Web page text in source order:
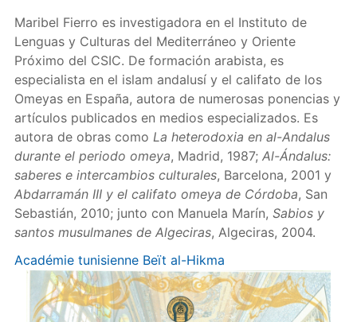
Maribel Fierro es investigadora en el Instituto de
Lenguas y Culturas del Mediterráneo y Oriente
Próximo del CSIC. De formación arabista, es
especialista en el islam andalusí y el califato de los
Omeyas en España, autora de numerosas ponencias y
artículos publicados en medios especializados. Es
autora de obras como La heterodoxia en al-Andalus
durante el periodo omeya, Madrid, 1987; Al-Ándalus:
saberes e intercambios culturales, Barcelona, 2001 y
Abdarramán III y el califato omeya de Córdoba, San
Sebastián, 2010; junto con Manuela Marín, Sabios y
santos musulmanes de Algeciras, Algeciras, 2004.
Académie tunisienne Beït al-Hikma